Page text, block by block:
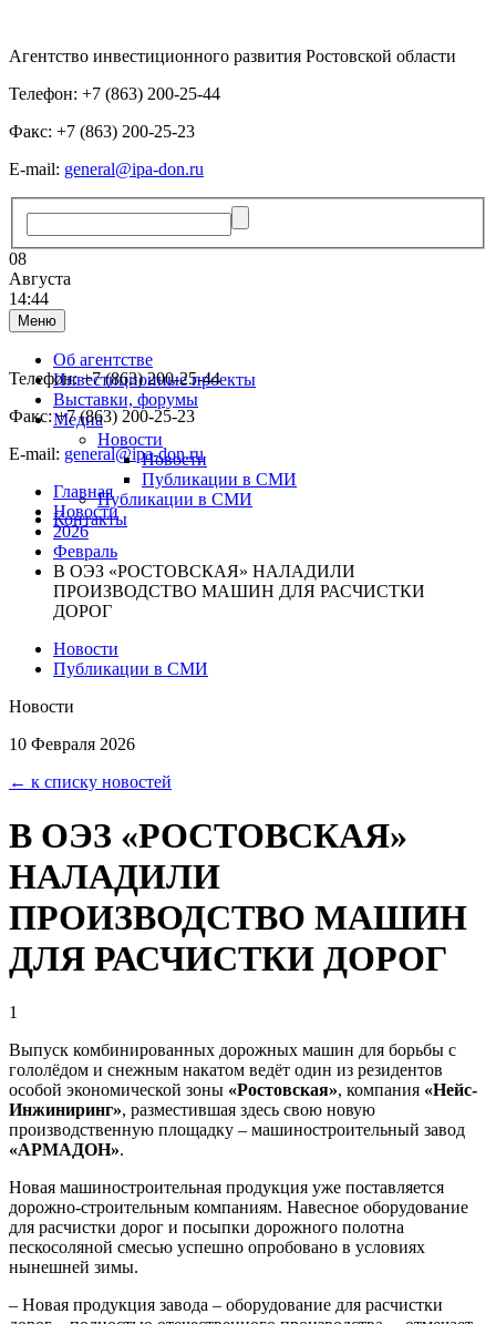
Агентство инвестиционного развития Ростовской области
Телефон: +7 (863) 200-25-44
Факс: +7 (863) 200-25-23
E-mail: general@ipa-don.ru
08
Августа
14:44
Меню
Об агентстве
Инвестиционные проекты
Выставки, форумы
Медиа
Новости
Новости
Публикации в СМИ
Публикации в СМИ
Контакты
Телефон: +7 (863) 200-25-44
Факс: +7 (863) 200-25-23
E-mail: general@ipa-don.ru
Главная
Новости
2026
Февраль
В ОЭЗ «РОСТОВСКАЯ» НАЛАДИЛИ
ПРОИЗВОДСТВО МАШИН ДЛЯ РАСЧИСТКИ
ДОРОГ
Новости
Публикации в СМИ
Новости
10 Февраля 2026
← к списку новостей
В ОЭЗ «РОСТОВСКАЯ»
НАЛАДИЛИ
ПРОИЗВОДСТВО МАШИН
ДЛЯ РАСЧИСТКИ ДОРОГ
1
Выпуск комбинированных дорожных машин для борьбы с
гололёдом и снежным накатом ведёт один из резидентов
особой экономической зоны «Ростовская», компания «Нейс-
Инжиниринг», разместившая здесь свою новую
производственную площадку – машиностроительный завод
«АРМАДОН».
Новая машиностроительная продукция уже поставляется
дорожно-строительным компаниям. Навесное оборудование
для расчистки дорог и посыпки дорожного полотна
пескосоляной смесью успешно опробовано в условиях
нынешней зимы.
– Новая продукция завода – оборудование для расчистки